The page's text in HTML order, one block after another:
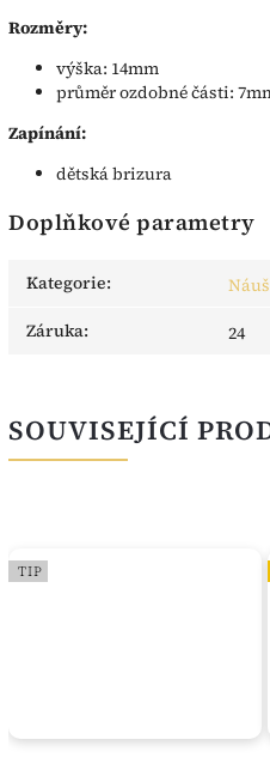
Rozměry:
výška: 14mm
průměr ozdobné části:
Zapínání:
dětská brizura
Doplňkové parametry
Kategorie:
Záruka: 24
SOUVISEJÍCÍ
TIP